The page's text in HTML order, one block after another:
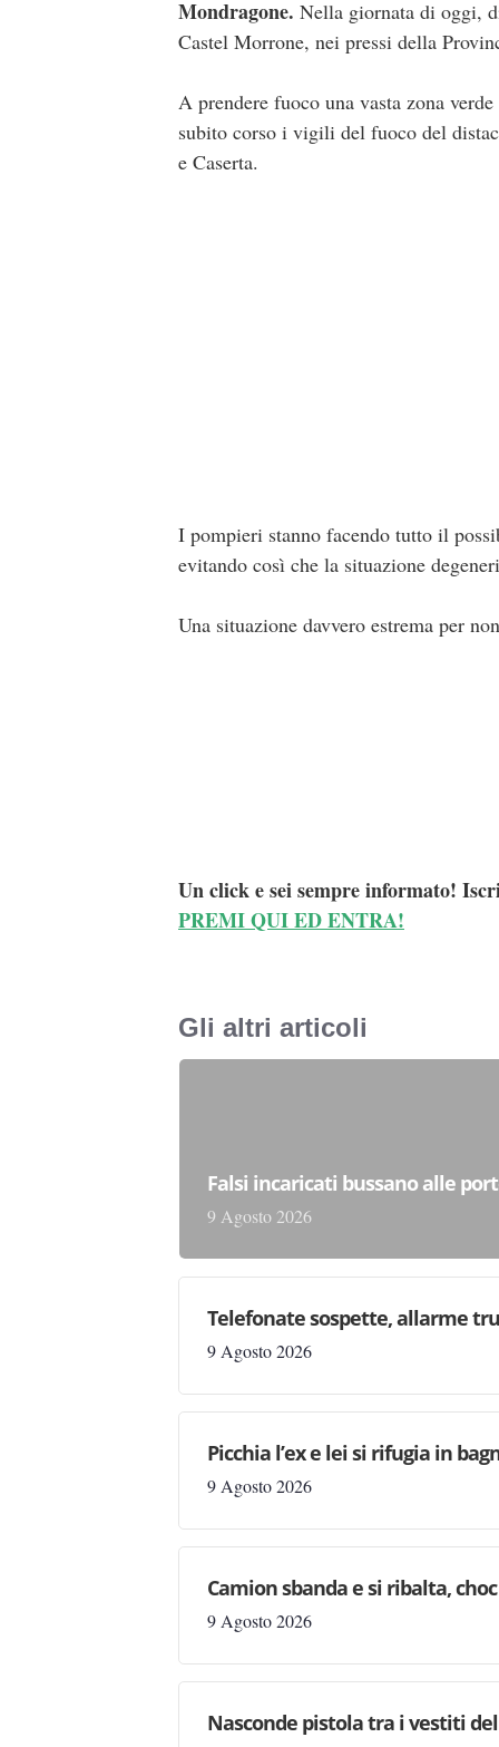
Mondragone. Nella giornata di oggi,
Castel Morrone, nei pressi della
A prendere fuoco una vasta zona
subito corso i vigili del fuoco del
e Caserta.
I pompieri stanno facendo tutto il
evitando così che la situazione
Una situazione davvero estrema per
Un click e sei sempre informato!
PREMI QUI ED ENTRA!
Gli altri articoli
Falsi incaricati bussano alle
9 Agosto 2026
Telefonate sospette, allarme
9 Agosto 2026
Picchia l’ex e lei si rifugia in
9 Agosto 2026
Camion sbanda e si ribalta,
9 Agosto 2026
Nasconde pistola tra i vestiti